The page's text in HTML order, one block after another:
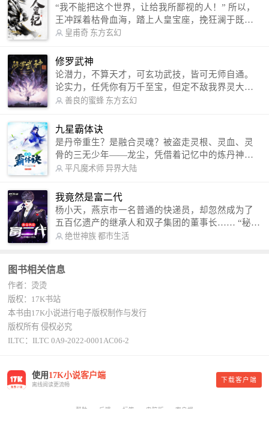
“我不能把这个世界，让给我所鄙视的人！” 所以，
王冲踩着枯骨血海，踏上人皇宝座，挽狂澜于既
倒，扶大厦之将倾，成就了一段无上的传说！ 微信
微博：皇甫奇（地址：http://weibo.com/u/25284575
87） QQ交流群：320238210【普通群】 574501330
【VIP订阅群】 欢迎大家关注。
皇甫奇 东方玄幻
修罗武神
论潜力，不算天才，可玄功武技，皆可无师自通。
论实力，任凭你有万千至宝，但定不敌我界灵大
军。 我是谁？天下众生视我为修罗，却不知，我以
信公众号：善良的蜜蜂后援会）
善良的蜜蜂 东方玄幻
九星霸体诀
是丹帝重生？是融合灵魂？被盗走灵根、灵血、灵
骨的三无少年——龙尘，凭借着记忆中的炼丹神
术，修行神秘功法九星霸体诀，拨开重重迷雾，解
勾搭各色美女，镇压恶鬼邪神。 江湖传闻：龙
尘一到，地吼天啸。龙尘一出，鬼泣神哭。 本
故事纯属虚构，如有雷同，那就是真事儿，想要对
号入座，抓紧时间进群：487963015 微信公众号：
平凡魔术师,或者搜索：pingfanmoshushi1982,公众
平凡魔术师 异界大陆
我竟然是富二代
杨小天，燕京市一名普通的快递员，却忽然成为了
五百亿遗产的继承人和双子集团的董事长…… “秘
书，给我定制一套百亿富翁的吃喝住行标准！” “好
呢？” “回杨总，开车太堵，已经给你安排了直升
敢想的，没有秘书办不到的。
绝世神族 都市生活
图书相关信息
作者：烫烫
版权：17K书站
本书由17K小说进行电子版权制作与发行
版权所有 侵权必究
ILTC：ILTC 0A9-2022-0001AC06-2
使用 17K小说客户端
离线阅读更流畅
下载客户端
帮助 反馈 标签 电脑版
客户端